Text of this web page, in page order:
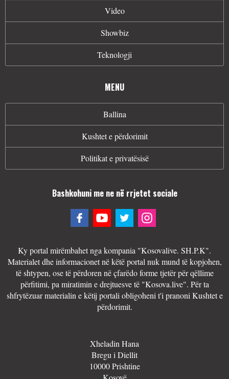
Video
Showbiz
Teknologji
MENU
Ballina
Kushtet e përdorimit
Politikat e privatësisë
Bashkohuni me ne në rrjetet sociale
Ky portal mirëmbahet nga kompania "Kosovalive. SH.P.K".
Materialet dhe informacionet në këtë portal nuk mund të kopjohen,
të shtypen, ose të përdoren në çfarëdo forme tjetër për qëllime
përfitimi, pa miratimin e drejtuesve të "Kosova.live". Për ta
shfrytëzuar materialin e këtij portali obligoheni t'i pranoni Kushtet e
përdorimit.
Xheladin Hana
Bregu i Diellit
10000 Prishtine